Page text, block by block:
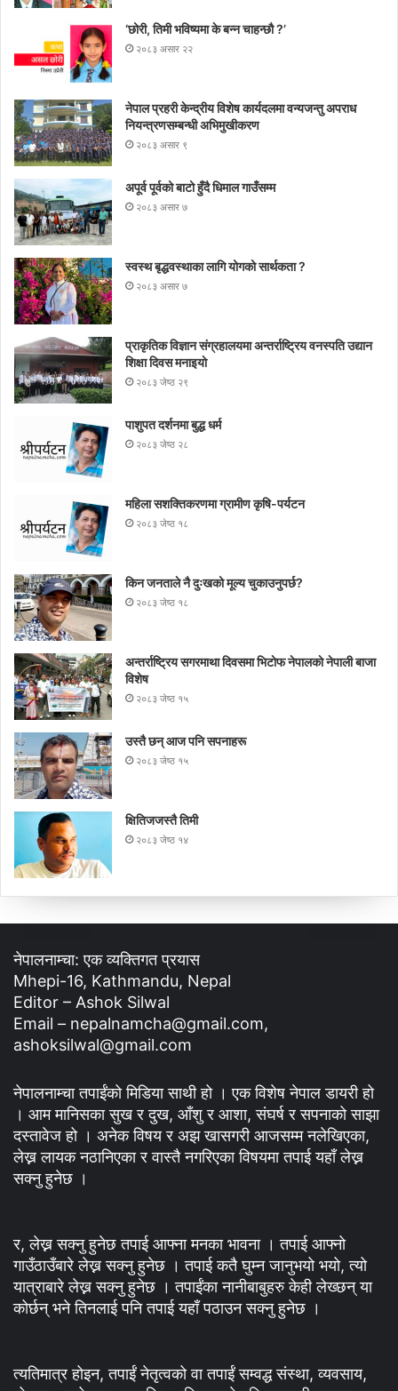
‘छोरी, तिमी भविष्यमा के बन्न चाहन्छौ ?’
२०८३ असार २२
नेपाल प्रहरी केन्द्रीय विशेष कार्यदलमा वन्यजन्तु अपराध
नियन्त्रणसम्बन्धी अभिमुखीकरण
२०८३ असार ९
अपूर्व पूर्वको बाटो हुँदै धिमाल गाउँसम्म
२०८३ असार ७
स्वस्थ बृद्धवस्थाका लागि योगको सार्थकता ?
२०८३ असार ७
प्राकृतिक विज्ञान संग्रहालयमा अन्तर्राष्ट्रिय वनस्पति उद्यान
शिक्षा दिवस मनाइयाे
२०८३ जेष्ठ २९
पाशुपत दर्शनमा बुद्ध धर्म​
२०८३ जेष्ठ २८
महिला सशक्तिकरणमा ग्रामीण कृषि-पर्यटन
२०८३ जेष्ठ १८
किन जनताले नै दुःखको मूल्य चुकाउनुपर्छ?
२०८३ जेष्ठ १८
अन्तर्राष्ट्रिय सगरमाथा दिवसमा भिटाेफ नेपालकाे नेपाली बाजा
विशेष
२०८३ जेष्ठ १५
उस्तै छन् आज पनि सपनाहरू
२०८३ जेष्ठ १५
क्षितिजजस्तै तिमी
२०८३ जेष्ठ १४
नेपालनाम्चा: एक व्यक्तिगत प्रयास
Mhepi-16, Kathmandu, Nepal
Editor – Ashok Silwal
Email – nepalnamcha@gmail.com,
ashoksilwal@gmail.com
नेपालनाम्चा तपाईंको मिडिया साथी हो । एक विशेष नेपाल डायरी हो
। आम मानिसका सुख र दुख, आँशु र आशा, संघर्ष र सपनाको साझा
दस्तावेज हो । अनेक विषय र अझ खासगरी आजसम्म नलेखिएका,
लेख्न लायक नठानिएका र वास्तै नगरिएका विषयमा तपाई यहाँ लेख्न
सक्नु हुनेछ ।
र, लेख्न सक्नु हुनेछ तपाई आफ्ना मनका भावना । तपाई आफ्नो
गाउँठाउँबारे लेख्न सक्नु हुनेछ । तपाई कतै घुम्न जानुभयो भयो, त्यो
यात्राबारे लेख्न सक्नु हुनेछ । तपाईंका नानीबाबुहरु केही लेख्छन् या
कोर्छन् भने तिनलाई पनि तपाई यहाँ पठाउन सक्नु हुनेछ ।
त्यतिमात्र होइन, तपाईं नेतृत्वको वा तपाईं सम्वद्ध संस्था, व्यवसाय,